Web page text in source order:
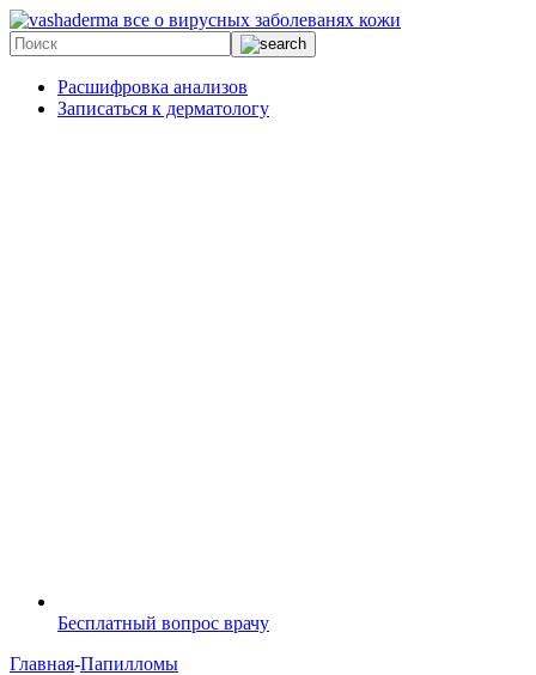
все о вирусных заболеванях кожи
Расшифровка анализов
Записаться к дерматологу
Бесплатный вопрос врачу
Главная-Папилломы